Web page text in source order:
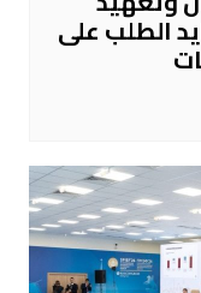
الطلب على